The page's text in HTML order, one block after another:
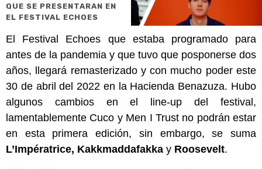
QUE SE PRESENTARAN EN
EL FESTIVAL ECHOES
El Festival Echoes que estaba programado para
antes de la pandemia y que tuvo que posponerse dos
años, llegará remasterizado y con mucho poder este
30 de abril del 2022 en la Hacienda Benazuza. Hubo
algunos cambios en el line-up del festival,
lamentablemente Cuco y Men I Trust no podrán estar
en esta primera edición, sin embargo, se suma
L’Impératrice, Kakkmaddafakka y Roosevelt.